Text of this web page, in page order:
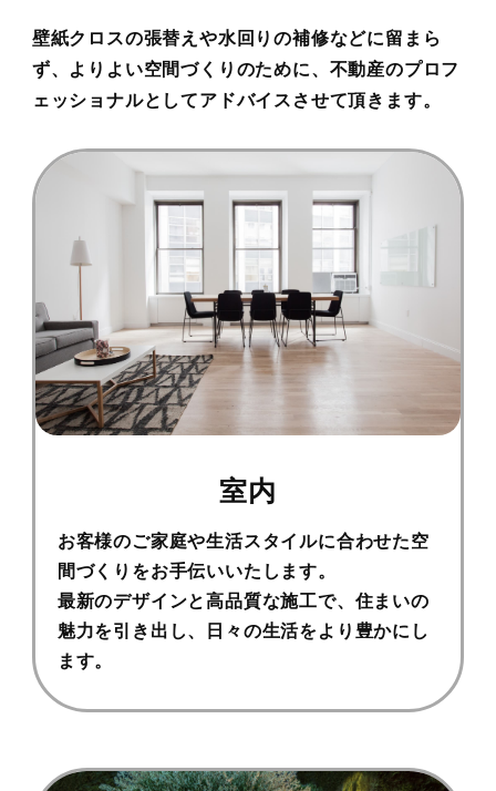
壁紙クロスの張替えや水回りの補修などに留まら
ず、よりよい空間づくりのために、不動産のプロフ
ェッショナルとしてアドバイスさせて頂きます。
室内
お客様のご家庭や生活スタイルに合わせた空
間づくりをお手伝いいたします。
最新のデザインと高品質な施工で、住まいの
魅力を引き出し、日々の生活をより豊かにし
ます。